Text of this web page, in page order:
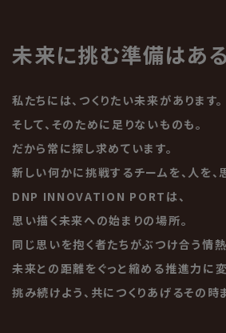
未来に挑む準備はある
私たちには、つくりたい未来があります。
そして、そのために足りないものも。
だから常に探し求めています。
新しい何かに挑戦するチームを、人を、
DNP INNOVATION PORTは、
思い描く未来への始まりの場所。
同じ思いを抱く者たちがぶつけ合う情熱
未来との距離をぐっと縮める推進力に変
挑み続けよう、共につくりあげるその時